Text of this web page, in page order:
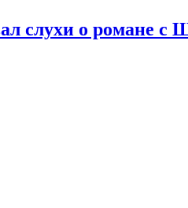
слухи о романе с